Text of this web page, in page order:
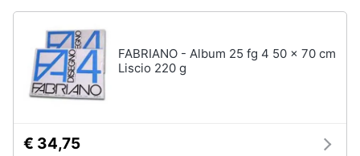
FABRIANO - Album 25 fg 4 50 x 70 cm
Liscio 220 g
€ 34,75